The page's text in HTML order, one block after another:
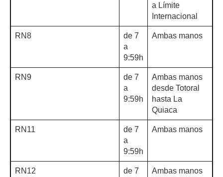
a Límite
Internacional
RN8
de 7
a
9:59h
Ambas manos
RN9
de 7
a
9:59h
Ambas manos
desde Totoral
hasta La
Quiaca
RN11
de 7
a
9:59h
Ambas manos
RN12 de 7 Ambas manos